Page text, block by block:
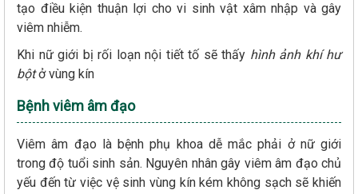
tạo điều kiện thuận lợi cho vi sinh vật xâm nhập và gây
viêm nhiễm.
Khi nữ giới bị rối loạn nội tiết tố sẽ thấy hình ảnh khí hư
bộtở vùng kín
Bệnh viêm âm đạo
Viêm âm đạo là bệnh phụ khoa dễ mắc phải ở nữ giới
trong độ tuổi sinh sản. Nguyên nhân gây viêm âm đạo chủ
yếu đến từ việc vệ sinh vùng kín kém không sạch sẽ khiến